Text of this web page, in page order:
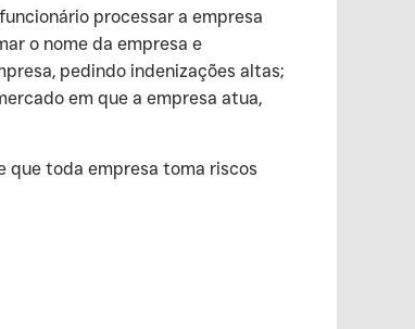
processar a empresa
o nome da empresa e
pedindo indenizações altas;
em que a empresa atua,
que toda empresa toma riscos